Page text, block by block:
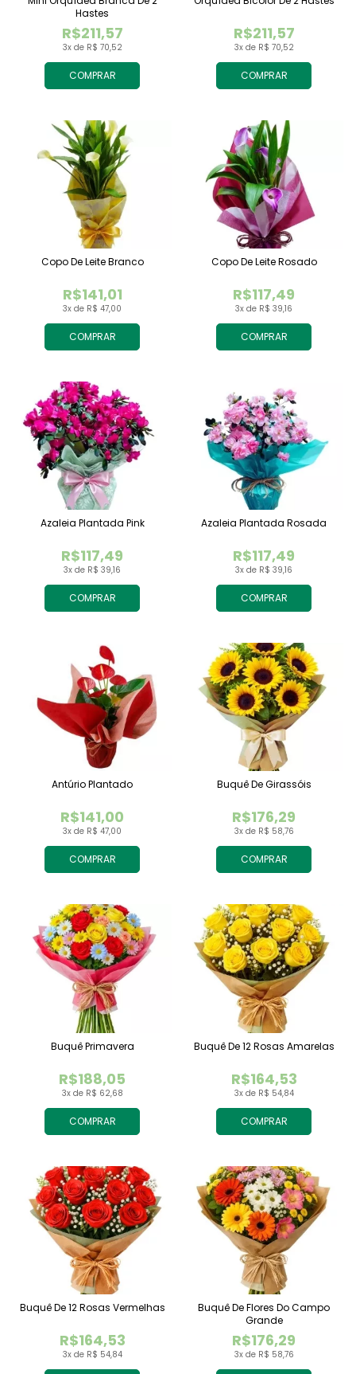
COMPRAR
3x de R$ 70,52
R$211,57
Hastes
COMPRAR
3x de R$ 70,52
R$211,57
COMPRAR
3x de R$ 47,00
R$141,01
Copo De Leite Branco
COMPRAR
3x de R$ 39,16
R$117,49
Copo De Leite Rosado
COMPRAR
3x de R$ 39,16
R$117,49
Azaleia Plantada Pink
COMPRAR
3x de R$ 39,16
R$117,49
Azaleia Plantada Rosada
COMPRAR
3x de R$ 47,00
R$141,00
Antúrio Plantado
COMPRAR
3x de R$ 58,76
R$176,29
Buquê De Girassóis
COMPRAR
3x de R$ 62,68
R$188,05
Buquê Primavera
COMPRAR
3x de R$ 54,84
R$164,53
Buquê De 12 Rosas Amarelas
3x de R$ 54,84
R$164,53
Buquê De 12 Rosas Vermelhas
3x de R$ 58,76
R$176,29
Buquê De Flores Do Campo
Grande